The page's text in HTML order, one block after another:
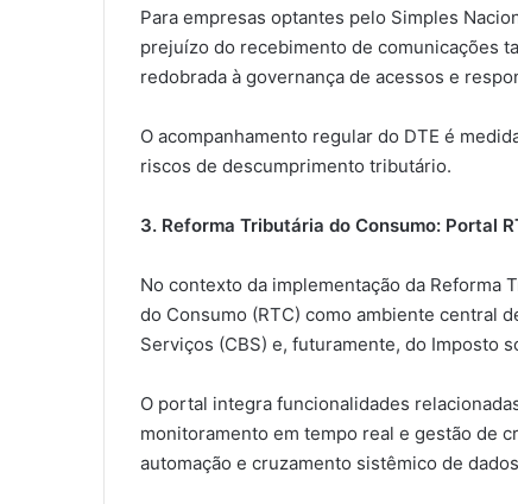
Para empresas optantes pelo Simples
prejuízo do recebimento de comunicações
redobrada à governança de acessos e
O acompanhamento regular do DTE é
riscos de descumprimento tributário.
3. Reforma Tributária do Consumo: Portal
No contexto da implementação da Reforma
do Consumo (RTC) como ambiente central
Serviços (CBS) e, futuramente, do Imposto
O portal integra funcionalidades
monitoramento em tempo real e gestão de
automação e cruzamento sistêmico de